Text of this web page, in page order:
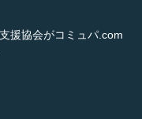
援協会がコミュパ.com